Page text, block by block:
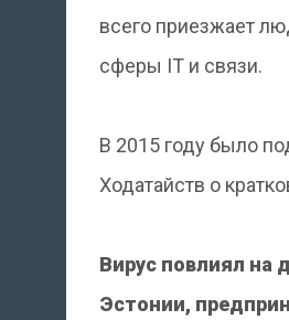
всего приезжает
сферы IT и связи.
В 2015 году было
Ходатайств о
Вирус повлиял на
Эстонии,